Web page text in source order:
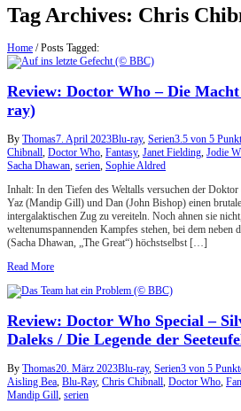
Tag Archives: Chris
Home /Posts Tagged:
Review: Doctor Who – Die
ray)
By Thomas7. April 2023Blu-ray, Serien3.5 von 5
Chibnall, Doctor Who, Fantasy, Janet Fielding, Jodie
Sacha Dhawan, serien, Sophie Aldred
Inhalt: In den Tiefen des Weltalls versuchen der
Yaz (Mandip Gill) und Dan (John Bishop) einen
intergalaktischen Zug zu vereiteln. Noch ahnen sie
weltenumspannenden Kampfes stehen, bei dem neben
(Sacha Dhawan, „The Great“) höchstselbst […]
Read More
Review: Doctor Who Special –
Daleks / Die Legende der
By Thomas20. März 2023Blu-ray, Serien3 von 5
Aisling Bea, Blu-Ray, Chris Chibnall, Doctor Who,
Mandip Gill, serien